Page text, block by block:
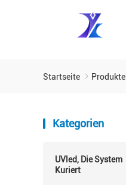
Startseite Produkte
Kategorien
UVled, Die System
Kuriert